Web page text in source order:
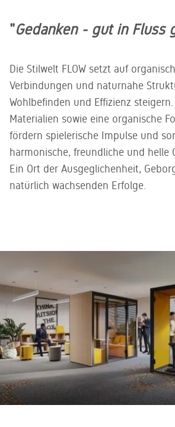
"Gedanken - gut in Fluss
Die Stilwelt FLOW setzt auf
Verbindungen und naturnahe
Wohlbefinden und Effizienz steigern.
Materialien sowie eine organische
fördern spielerische Impulse und
harmonische, freundliche und helle
Ein Ort der Ausgeglichenheit,
natürlich wachsenden Erfolge.